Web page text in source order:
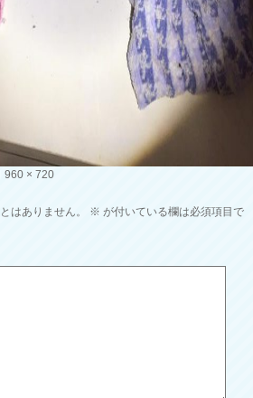
フ
サ
960 × 720
はありません。 ※ が付いている欄は必須項目で